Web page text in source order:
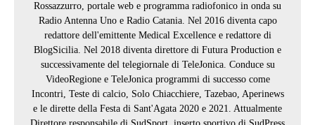
Rossazzurro, portale web e programma radiofonico in onda su
Radio Antenna Uno e Radio Catania. Nel 2016 diventa capo
redattore dell'emittente Medical Excellence e redattore di
BlogSicilia. Nel 2018 diventa direttore di Futura Production e
successivamente del telegiornale di TeleJonica. Conduce su
VideoRegione e TeleJonica programmi di successo come
Incontri, Teste di calcio, Solo Chiacchiere, Tazebao, Aperinews
e le dirette della Festa di Sant'Agata 2020 e 2021. Attualmente